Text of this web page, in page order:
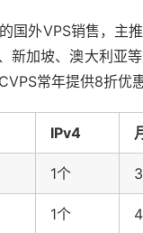
国外VPS销售，主
加坡、澳大利亚等
常年提供8折优
IPv4
1个
1个